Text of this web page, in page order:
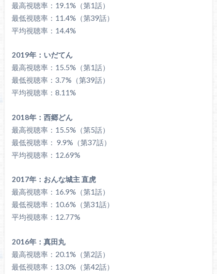
最高視聴率：19.1%（第1話）
最低視聴率：11.4%（第39話）
平均視聴率：14.4%
2019年：いだてん
最高視聴率：15.5%（第1話）
最低視聴率：3.7%（第39話）
平均視聴率：8.11%
2018年：西郷どん
最高視聴率：15.5%（第5話）
最低視聴率： 9.9%（第37話）
平均視聴率：12.69%
2017年：おんな城主 直虎
最高視聴率：16.9%（第1話）
最低視聴率：10.6%（第31話）
平均視聴率：12.77%
2016年：真田丸
最高視聴率：20.1%（第2話）
最低視聴率：13.0%（第42話）